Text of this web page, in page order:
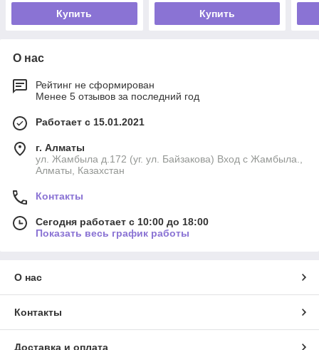
Купить Купить
О нас
Рейтинг не сформирован
Менее 5 отзывов за последний год
Работает с 15.01.2021
г. Алматы
ул. Жамбыла д.172 (уг. ул. Байзакова) Вход с Жамбыла.,
Алматы, Казахстан
Контакты
Сегодня работает с 10:00 до 18:00
Показать весь график работы
О нас
Контакты
Доставка и оплата